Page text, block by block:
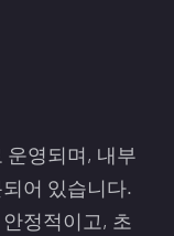
운영되며, 내부
어 있습니다.
정적이고, 초